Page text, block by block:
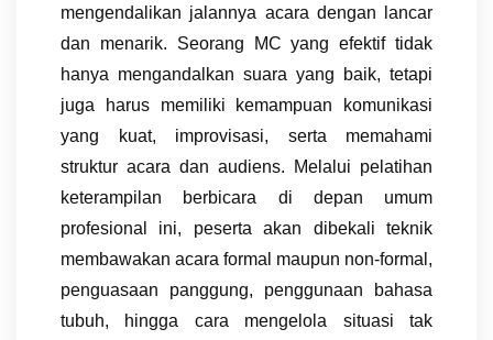
mengendalikan jalannya acara dengan lancar
dan menarik. Seorang MC yang efektif tidak
hanya mengandalkan suara yang baik, tetapi
juga harus memiliki kemampuan komunikasi
yang kuat, improvisasi, serta memahami
struktur acara dan audiens. Melalui pelatihan
keterampilan berbicara di depan umum
profesional ini, peserta akan dibekali teknik
membawakan acara formal maupun non-formal,
penguasaan panggung, penggunaan bahasa
tubuh, hingga cara mengelola situasi tak